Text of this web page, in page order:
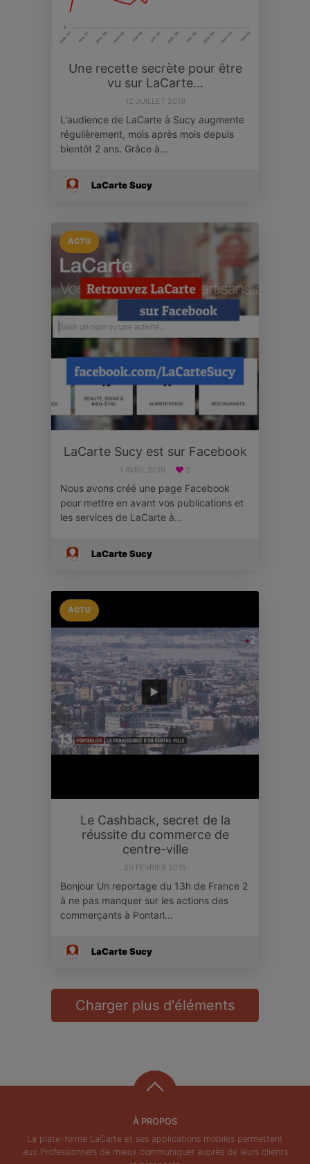
Une recette secrète pour être
vu sur LaCarte...
12 JUILLET 2019
L'audience de LaCarte à Sucy augmente
régulièrement, mois après mois depuis
bientôt 2 ans. Grâce à…
LaCarte Sucy
ACTU
LaCarte Sucy est sur Facebook
1 AVRIL 2019 2
Nous avons créé une page Facebook
pour mettre en avant vos publications et
les services de LaCarte à…
LaCarte Sucy
ACTU
Le Cashback, secret de la
réussite du commerce de
centre-ville
20 FÉVRIER 2019
Bonjour Un reportage du 13h de France 2
à ne pas manquer sur les actions des
commerçants à Pontarl…
LaCarte Sucy
Charger plus d'éléments
À PROPOS
La plate-forme LaCarte et ses applications mobiles permettent
aux Professionnels de mieux communiquer auprès de leurs clients